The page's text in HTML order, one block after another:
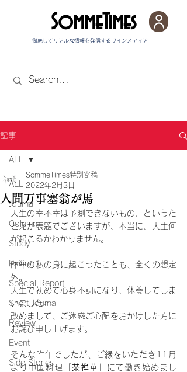
徹底してリアルな情報を発信する​ワインメディア
SommeTimes
記事
ALL
Journal
Column
Study
Pairing
Special Report
Short Journal
Review
Event
Side Stories
ALL
人間万事塞翁が馬
SommeTimes特別寄稿
2022年2月3日
人生の幸不幸は予測できないもの、というた
とえが表題でございますが、本当に、人生何
が起こるかわかりません。
昨年の私の身に起こったことも、全くの想定
外。
人生で初めて心身不調になり、休養してしま
いました。
改めまして、ご迷惑ご心配をおかけした方に
お詫び申し上げます。
そんな昨年でしたが、ご縁をいただき11月
より中国料理「 茶禅華 」にて働き始めまし